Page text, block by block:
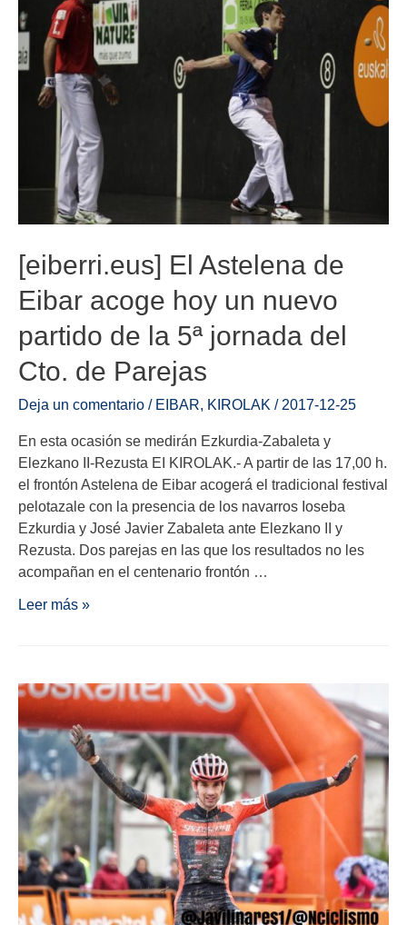
[eiberri.eus] El Astelena de
Eibar acoge hoy un nuevo
partido de la 5ª jornada del
Cto. de Parejas
Deja un comentario / EIBAR KIROLAK / 2017-12-25
En esta ocasión se medirán Ezkurdia-Zabaleta y
Elezkano II-Rezusta EI KIROLAK.- A partir de las 17,00 h.
el frontón Astelena de Eibar acogerá el tradicional festival
pelotazale con la presencia de los navarros Ioseba
Ezkurdia y José Javier Zabaleta ante Elezkano II y
Rezusta. Dos parejas en las que los resultados no les
acompañan en el centenario frontón …
Leer más »